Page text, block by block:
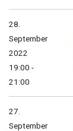
28.
September
2022
19:00 -
21:00
27.
September